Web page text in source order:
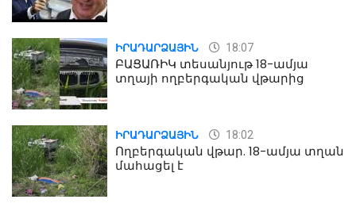
ԻՐԱԴԱՐՁԱՅԻՆ 18:07
ԲԱՑԱՌԻԿ տեսանյութ 18-ամյա
տղայի ողբերգական վթարից
ԻՐԱԴԱՐՁԱՅԻՆ 18:02
Ողբերգական վթար. 18-ամյա տղան
մահացել է